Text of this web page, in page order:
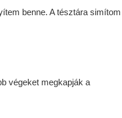
benne. A tésztára simítom
végeket megkapják a